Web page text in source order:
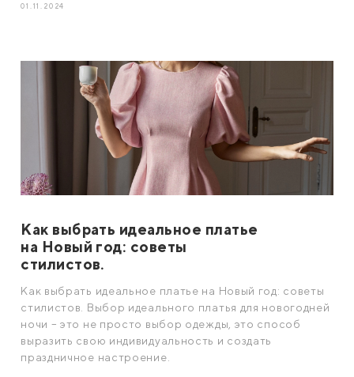
01.11.2024
Как выбрать идеальное платье
на Новый год: советы
стилистов.
Как выбрать идеальное платье на Новый год: советы
стилистов. Выбор идеального платья для новогодней
ночи – это не просто выбор одежды, это способ
выразить свою индивидуальность и создать
праздничное настроение.